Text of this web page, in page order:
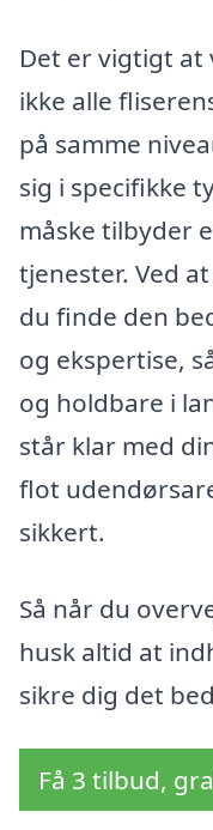
Det er vigtigt
ikke alle
på samme
sig i specifikke
måske tilbyder
tjenester. Ved
du finde den
og ekspertise,
og holdbare i
står klar med
flot
sikkert.
Så når du
husk altid at
sikre dig det
Få 3 tilbud,